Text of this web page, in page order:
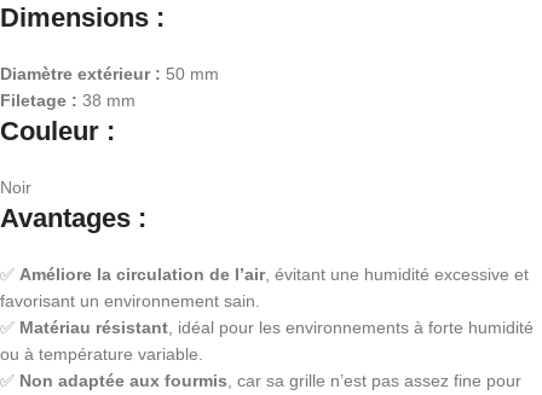
Dimensions :
Diamètre extérieur : 50 mm
Filetage : 38 mm
Couleur :
Noir
Avantages :
✅ Améliore la circulation de l’air, évitant une humidité excessive et
favorisant un environnement sain.
✅ Matériau résistant, idéal pour les environnements à forte humidité
ou à température variable.
✅ Non adaptée aux fourmis, car sa grille n’est pas assez fine pour